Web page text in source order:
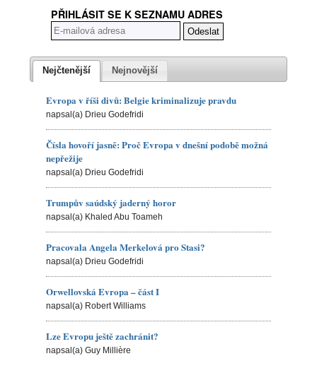
PŘIHLÁSIT SE K SEZNAMU ADRES
Nejčtenější Nejnovější
Evropa v říši divů: Belgie kriminalizuje pravdu
napsal(a) Drieu Godefridi
Čísla hovoří jasně: Proč Evropa v dnešní podobě možná
nepřežije
napsal(a) Drieu Godefridi
Trumpův saúdský jaderný horor
napsal(a) Khaled Abu Toameh
Pracovala Angela Merkelová pro Stasi?
napsal(a) Drieu Godefridi
Orwellovská Evropa – část I
napsal(a) Robert Williams
Lze Evropu ještě zachránit?
napsal(a) Guy Millière